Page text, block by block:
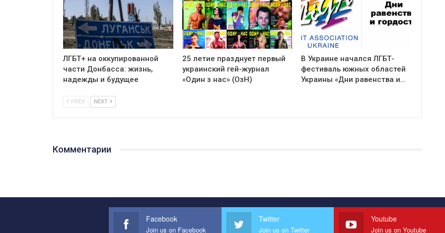
ЛГБТ+ на оккупированной
части Донбасса: жизнь,
надежды и будущее
25 летие празднует первый
украинский гей-журнал
«Один з нас» (ОзН)
В Украине начался ЛГБТ-
фестиваль южных областей
Украины «Дни равенства и…
PREV NEXT
Комментарии
Facebook
Join us on Facebook
Twitter
Join us on Twitter
Youtube
Join us on Youtube